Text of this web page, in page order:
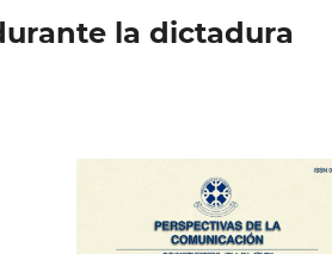
la dictadura